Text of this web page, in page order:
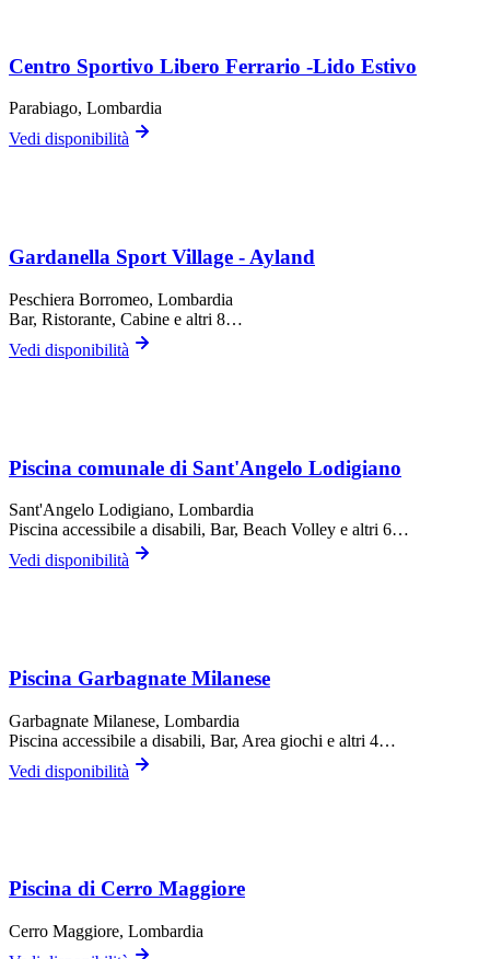
Centro Sportivo Libero Ferrario -Lido Estivo
Parabiago, Lombardia
Vedi disponibilità
Gardanella Sport Village - Ayland
Peschiera Borromeo, Lombardia
Bar, Ristorante, Cabine e altri 8…
Vedi disponibilità
Piscina comunale di Sant'Angelo Lodigiano
Sant'Angelo Lodigiano, Lombardia
Piscina accessibile a disabili, Bar, Beach Volley e altri 6…
Vedi disponibilità
Piscina Garbagnate Milanese
Garbagnate Milanese, Lombardia
Piscina accessibile a disabili, Bar, Area giochi e altri 4…
Vedi disponibilità
Piscina di Cerro Maggiore
Cerro Maggiore, Lombardia